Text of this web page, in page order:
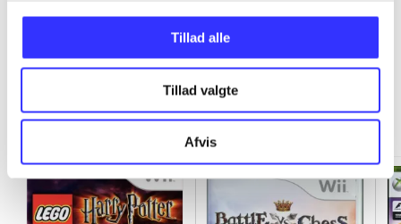
Tillad alle
Tillad valgte
Afvis
Minder om